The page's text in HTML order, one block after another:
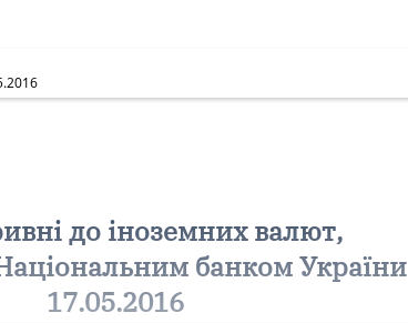
до іноземних валют,
банком України
17.05.2016